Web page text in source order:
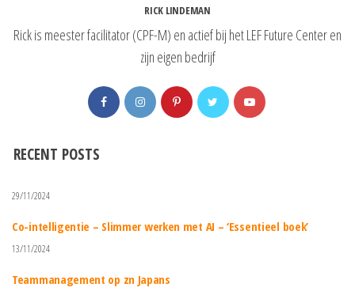
RICK LINDEMAN
Rick is meester facilitator (CPF-M) en actief bij het LEF Future Center en
zijn eigen bedrijf
RECENT POSTS
29/11/2024
Co-intelligentie – Slimmer werken met AI – ‘Essentieel boek’
13/11/2024
Teammanagement op zn Japans